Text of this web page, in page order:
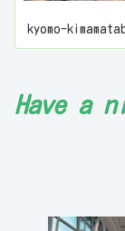
kyomo-
Have a